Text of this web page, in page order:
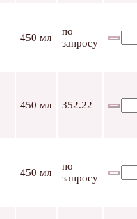
450 мл
по
запросу
450 мл 352.22
450 мл
по
запросу